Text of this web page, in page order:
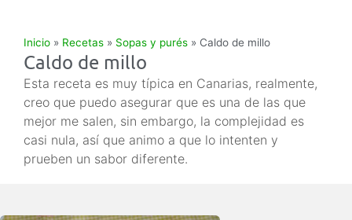
Inicio » Recetas » Sopas y purés » Caldo de millo
Caldo de millo
Esta receta es muy típica en Canarias, realmente,
creo que puedo asegurar que es una de las que
mejor me salen, sin embargo, la complejidad es
casi nula, así que animo a que lo intenten y
prueben un sabor diferente.